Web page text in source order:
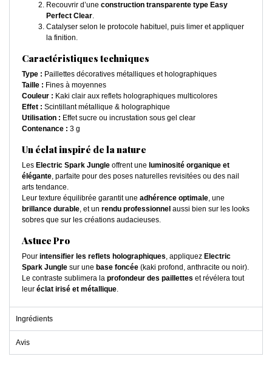
Recouvrir d’une construction transparente type Easy
Perfect Clear.
Catalyser selon le protocole habituel, puis limer et appliquer
la finition.
Caractéristiques techniques
Type : Paillettes décoratives métalliques et holographiques
Taille : Fines à moyennes
Couleur : Kaki clair aux reflets holographiques multicolores
Effet : Scintillant métallique & holographique
Utilisation : Effet sucre ou incrustation sous gel clear
Contenance : 3 g
Un éclat inspiré de la nature
Les Electric Spark Jungle offrent une luminosité organique et
élégante, parfaite pour des poses naturelles revisitées ou des nail
arts tendance.
Leur texture équilibrée garantit une adhérence optimale, une
brillance durable, et un rendu professionnel aussi bien sur les looks
sobres que sur les créations audacieuses.
Astuce Pro
Pour intensifier les reflets holographiques, appliquez Electric
Spark Jungle sur une base foncée (kaki profond, anthracite ou noir).
Le contraste sublimera la profondeur des paillettes et révélera tout
leur éclat irisé et métallique.
Ingrédients
Avis